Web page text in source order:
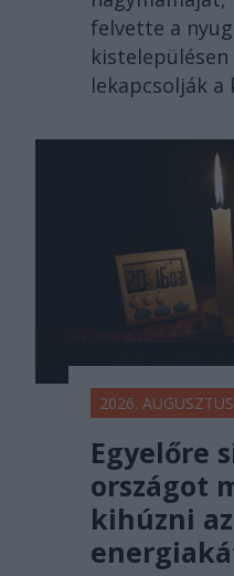
felvette a
lekapcsolják a
2026.
Egyelőre
országot
kihúzni az